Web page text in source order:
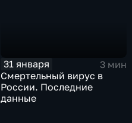
31 января
3 мин
Смертельный вирус в
России. Последние
данные